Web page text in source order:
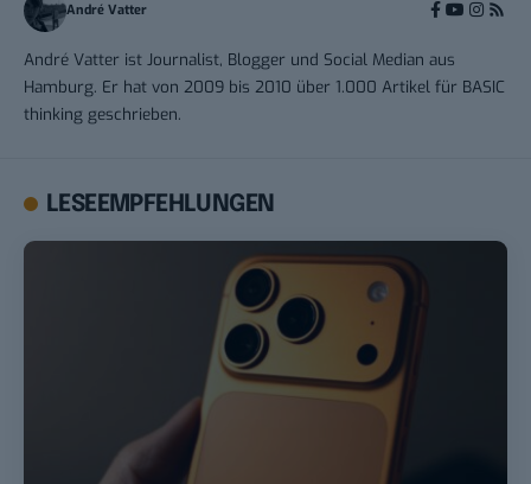
André Vatter
André Vatter ist Journalist, Blogger und Social Median aus
Hamburg. Er hat von 2009 bis 2010 über 1.000 Artikel für BASIC
thinking geschrieben.
LESEEMPFEHLUNGEN